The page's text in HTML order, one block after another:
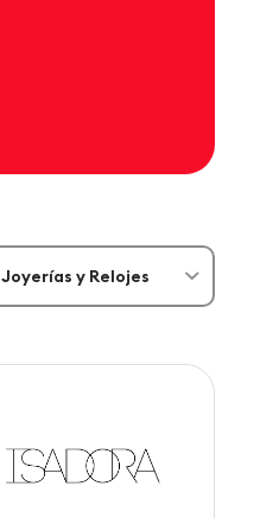
Joyerías y Relojes